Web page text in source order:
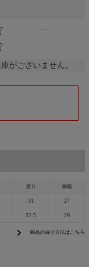
—
—
がございません。
渡り 裾幅
31 27
32.5 29
chevron_right 商品の採寸方法はこちら